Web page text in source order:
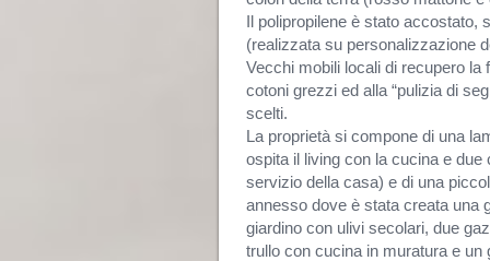
Il polipropilene è stato accostato,
(realizzata su personalizzazione
Vecchi mobili locali di recupero la
cotoni grezzi ed alla “pulizia di
scelti.
La proprietà si compone di una
ospita il living con la cucina e due
servizio della casa) e di una
annesso dove è stata creata una
giardino con ulivi secolari, due
trullo con cucina in muratura e un